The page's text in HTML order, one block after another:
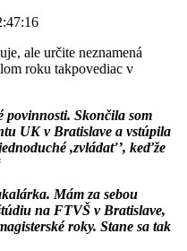
ale určite neznamená
roku takpovediac v
povinnosti. Skončila som
UK v Bratislave a vstúpila
,zvládať’, keďže
Mám za sebou
na FTVŠ v Bratislave,
roky. Stane sa tak